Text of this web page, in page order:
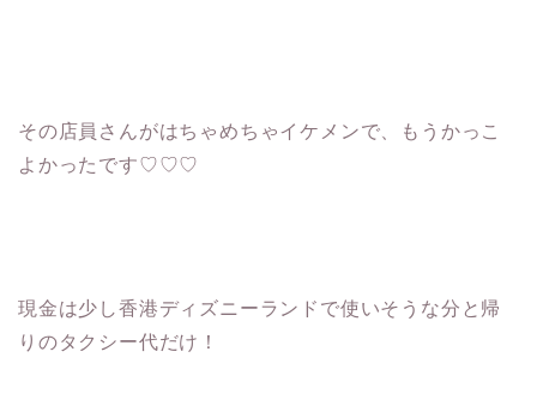
その店員さんがはちゃめちゃイケメンで、もうかっこ
よかったです♡♡♡
現金は少し香港ディズニーランドで使いそうな分と帰
りのタクシー代だけ！